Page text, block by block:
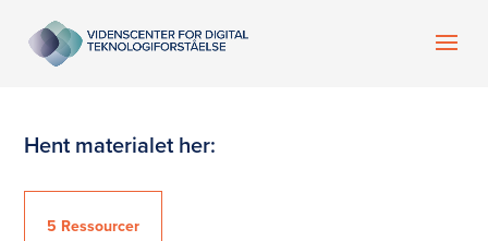
Hent materialet her:
5 Ressourcer